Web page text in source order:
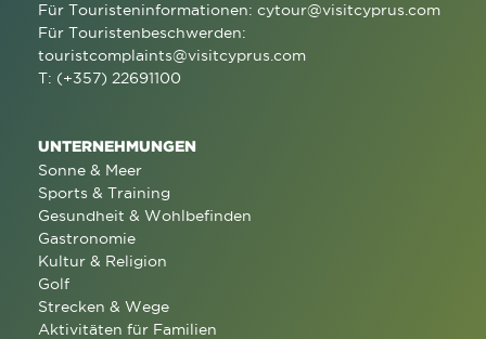
Für Touristeninformationen: cytour@visitcyprus.com
Für Touristenbeschwerden:
touristcomplaints@visitcyprus.com
T: (+357) 22691100
UNTERNEHMUNGEN
Sonne & Meer
Sports & Training
Gesundheit & Wohlbefinden
Gastronomie
Kultur & Religion
Golf
Strecken & Wege
Aktivitäten für Familien